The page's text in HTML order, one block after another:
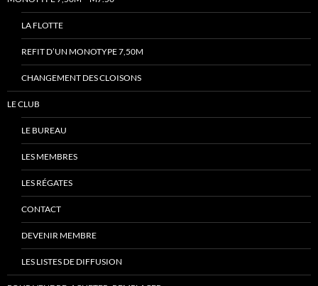
LA FLOTTE
REFIT D’UN MONOTYPE 7,50M
CHANGEMENT DES CLOISONS
LE CLUB
LE BUREAU
LES MEMBRES
LES RÉGATES
CONTACT
DEVENIR MEMBRE
LES LISTES DE DIFFUSION